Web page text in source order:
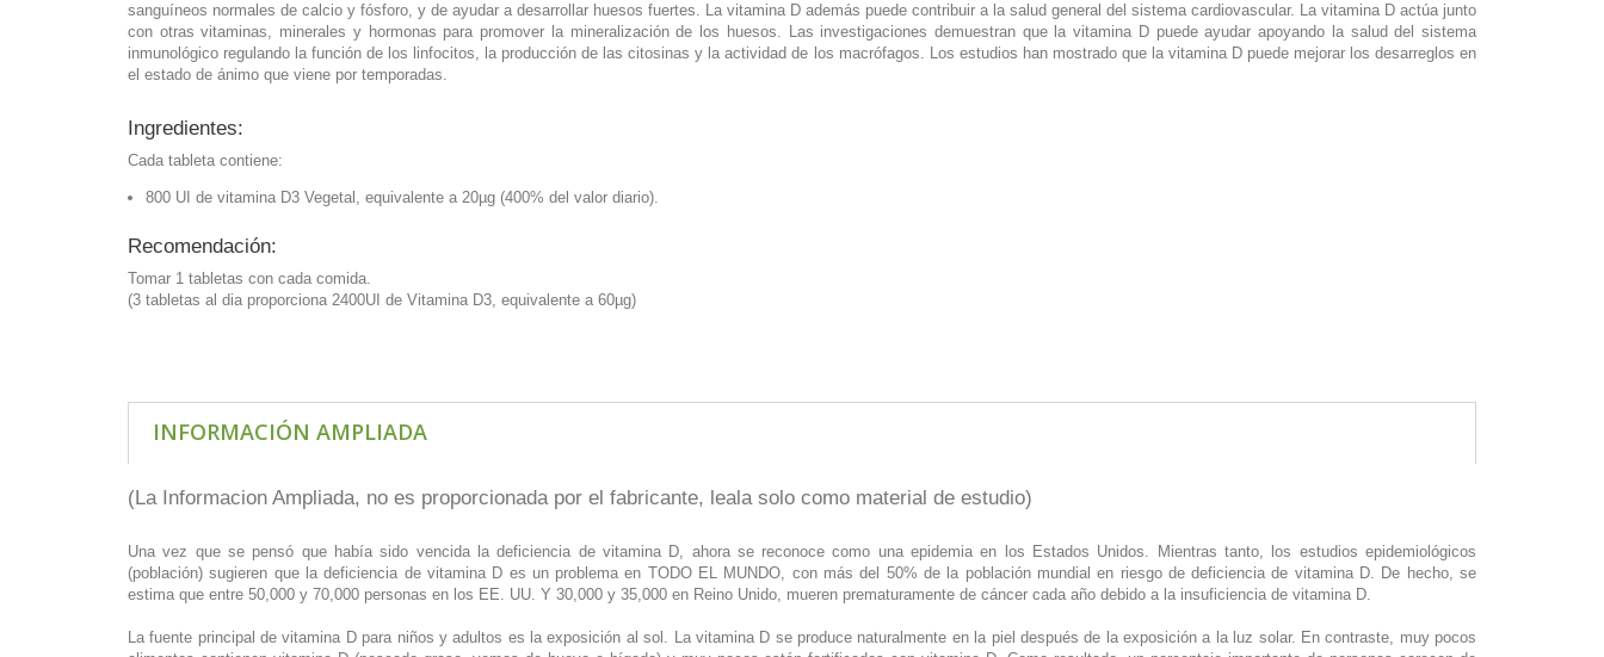
sanguíneos normales de calcio y fósforo, y de ayudar a desarrollar huesos fuertes. La vitamina D además puede contribuir a la salud general del sistema cardiovascular. La vitamina D actúa junto
con otras vitaminas, minerales y hormonas para promover la mineralización de los huesos. Las investigaciones demuestran que la vitamina D puede ayudar apoyando la salud del sistema
inmunológico regulando la función de los linfocitos, la producción de las citosinas y la actividad de los macrófagos. Los estudios han mostrado que la vitamina D puede mejorar los desarreglos en
el estado de ánimo que viene por temporadas.
Ingredientes:
Cada tableta contiene:
800 UI de vitamina D3 Vegetal, equivalente a 20µg (400% del valor diario).
Recomendación:
Tomar 1 tabletas con cada comida.
(3 tabletas al dia proporciona 2400UI de Vitamina D3, equivalente a 60µg)
INFORMACIÓN AMPLIADA
(La Informacion Ampliada, no es proporcionada por el fabricante, leala solo como material de estudio)
Una vez que se pensó que había sido vencida la deficiencia de vitamina D, ahora se reconoce como una epidemia en los Estados Unidos. Mientras tanto, los estudios epidemiológicos
(población) sugieren que la deficiencia de vitamina D es un problema en TODO EL MUNDO, con más del 50% de la población mundial en riesgo de deficiencia de vitamina D. De hecho, se
estima que entre 50,000 y 70,000 personas en los EE. UU. Y 30,000 y 35,000 en Reino Unido, mueren prematuramente de cáncer cada año debido a la insuficiencia de vitamina D.
La fuente principal de vitamina D para niños y adultos es la exposición al sol. La vitamina D se produce naturalmente en la piel después de la exposición a la luz solar. En contraste, muy pocos